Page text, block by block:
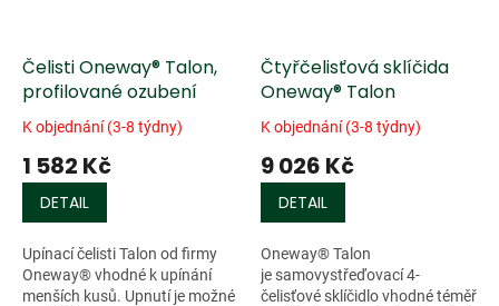
Čelisti Oneway® Talon,
profilované ozubení
K objednání (3-8 týdny)
1 582 Kč
DETAIL
Upínací čelisti Talon od firmy
Oneway® vhodné k upínání
menších kusů. Upnutí je možné
Čtyřčelisťová sklíčida
Oneway® Talon
K objednání (3-8 týdny)
9 026 Kč
DETAIL
Oneway® Talon
je samovystřeďovací 4-
čelisťové sklíčidlo vhodné téměř